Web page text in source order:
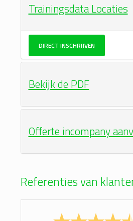
Trainingsdata Locaties
DIRECT INSCHRIJVEN
Bekijk de PDF
Offerte incompany
Referenties van